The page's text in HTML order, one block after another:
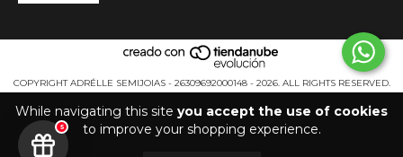
While navigating this site you accept the use of cookies
to improve your shopping experience.
COPYRIGHT ADRÉLLE SEMIJOIAS - 26309692000148 - 2026. ALL RIGHTS RESERVED.
5